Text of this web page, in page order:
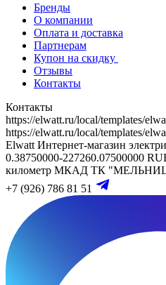
Бренды
О компании
Оплата и доставка
Партнерам
Купон на скидку
Отзывы
Контакты
Контакты
https://elwatt.ru/local/templates/
https://elwatt.ru/local/templates/
Elwatt Интернет-магазин
0.38750000-227260.07500000
километр МКАД ТК
+7 (926) 786 81 51